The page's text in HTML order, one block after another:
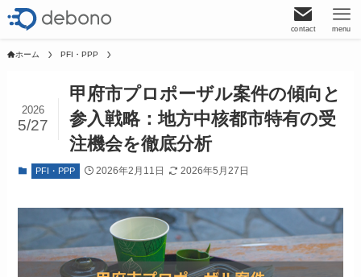
contact menu
ホーム PFI・PPP
甲府市プロポーザル案件の傾向と
参入戦略：地方中核都市特有の受
注機会を徹底分析
2026
5/27
PFI・PPP 2026年2月11日 2026年5月27日